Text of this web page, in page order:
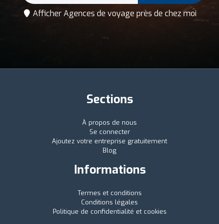
Afficher Agences de voyage près de chez moi
Sections
À propos de nous
Se connecter
Ajoutez votre entreprise gratuitement
Blog
Informations
Termes et conditions
Conditions légales
Politique de confidentialité et cookies